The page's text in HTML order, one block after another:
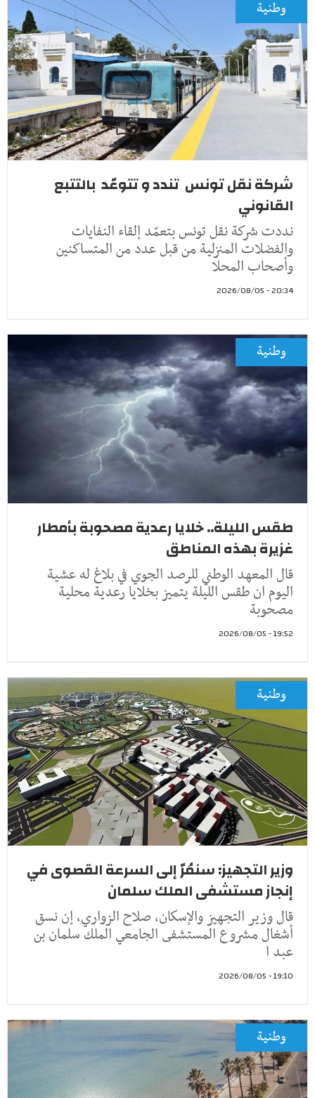
وطنية
شركة نقل تونس تندد و تتوعّد بالتتبع
القانوني
نددت شركة نقل تونس بتعمّد إلقاء النفايات
والفضلات المنزلية من قبل عدد من المتساكنين
وأصحاب المحلا
20:34 - 2026/08/05
وطنية
طقس الليلة.. خلايا رعدية مصحوبة بأمطار
غزيرة بهذه المناطق
قال المعهد الوطني للرصد الجوي في بلاغ له عشية
اليوم ان طقس الليلة يتميز بخلايا رعدية محلية
مصحوبة
19:52 - 2026/08/05
وطنية
وزير التجهيز: سنمُرّ إلى السرعة القصوى في
إنجاز مستشفى الملك سلمان
قال وزير التجهيز والإسكان، صلاح الزواري، إن نسق
أشغال مشروع المستشفى الجامعي الملك سلمان بن
عبد ا
19:10 - 2026/08/05
وطنية